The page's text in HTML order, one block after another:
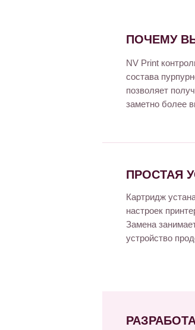
ПОЧЕМУ
NV Print
состава
позволяет
заметно более
ПРОСТАЯ
Картридж
настроек
Замена
устройство